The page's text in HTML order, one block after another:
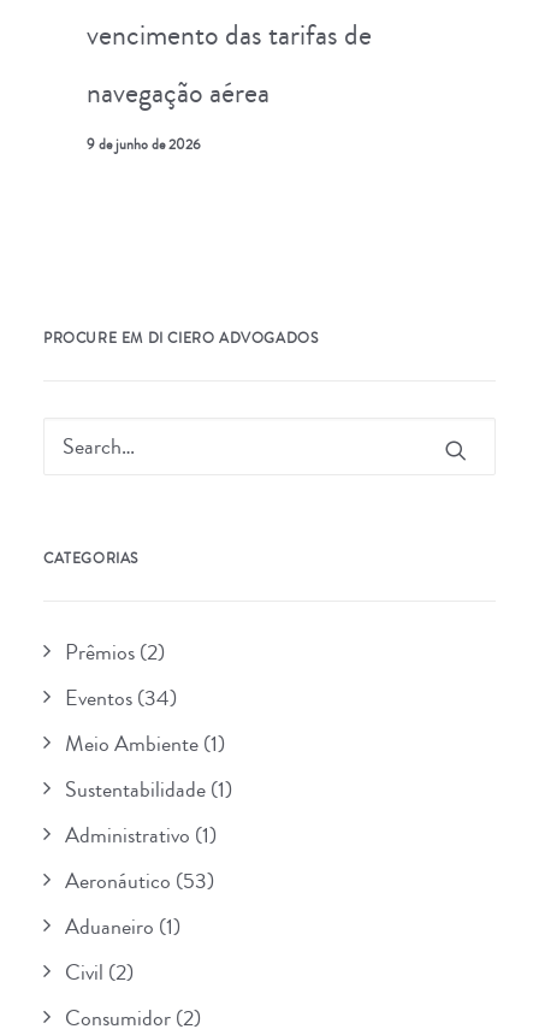
vencimento das tarifas de
navegação aérea
9 de junho de 2026
PROCURE EM DI CIERO ADVOGADOS
CATEGORIAS
Prêmios(2)
Eventos(34)
Meio Ambiente(1)
Sustentabilidade(1)
Administrativo (1)
Aeronáutico (53)
Aduaneiro (1)
Civil (2)
Consumidor(2)